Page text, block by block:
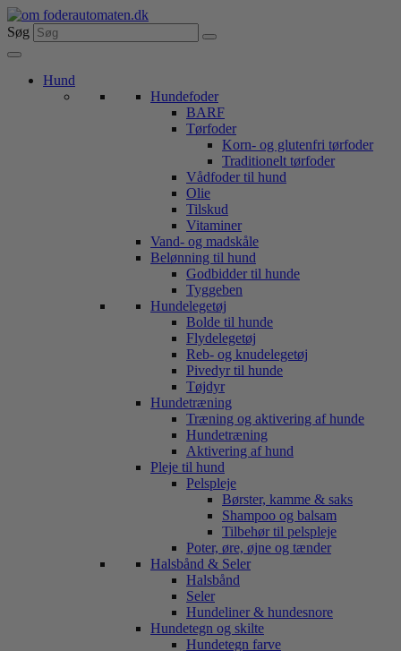
Videre
til
indhold
Søg
Hund
Hundefoder
BARF
Tørfoder
Korn- og glutenfri tørfoder
Traditionelt tørfoder
Vådfoder til hund
Olie
Tilskud
Vitaminer
Vand- og madskåle
Belønning til hund
Godbidder til hunde
Tyggeben
Hundelegetøj
Bolde til hunde
Flydelegetøj
Reb- og knudelegetøj
Pivedyr til hunde
Tøjdyr
Hundetræning
Træning og aktivering af hunde
Hundetræning
Aktivering af hund
Pleje til hund
Pelspleje
Børster, kamme & saks
Shampoo og balsam
Tilbehør til pelspleje
Poter, øre, øjne og tænder
Halsbånd & Seler
Halsbånd
Seler
Hundeliner & hundesnore
Hundetegn og skilte
Hundetegn farve